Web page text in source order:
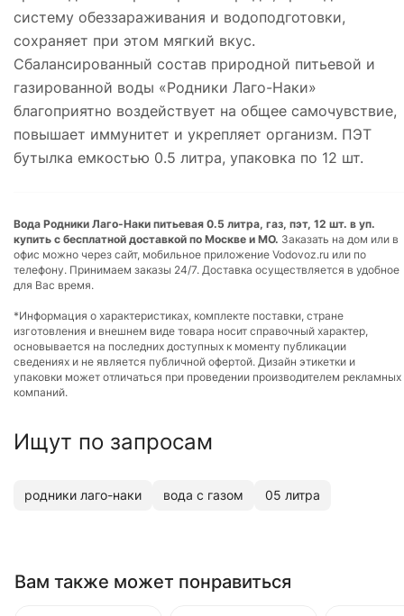
систему обеззараживания и водоподготовки,
сохраняет при этом мягкий вкус.
Cбалансированный состав природной питьевой и
газированной воды «Родники Лаго-Наки»
благоприятно воздействует на общее самочувствие,
повышает иммунитет и укрепляет организм. ПЭТ
бутылка емкостью 0.5 литра, упаковка по 12 шт.
Вода Родники Лаго-Наки питьевая 0.5 литра, газ, пэт, 12 шт. в уп.
купить с бесплатной доставкой по Москве и МО. Заказать на дом или в
офис можно через сайт, мобильное приложение Vodovoz.ru или по
телефону. Принимаем заказы 24/7. Доставка осуществляется в удобное
для Вас время.
*Информация о характеристиках, комплекте поставки, стране
изготовления и внешнем виде товара носит справочный характер,
основывается на последних доступных к моменту публикации
сведениях и не является публичной офертой. Дизайн этикетки и
упаковки может отличаться при проведении производителем рекламных
компаний.
Ищут по запросам
родники лаго-наки вода c газом 05 литра
Вам также может понравиться